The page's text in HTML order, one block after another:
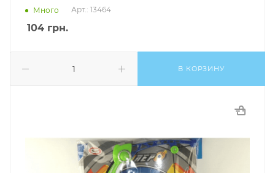
Много Арт.: 13464
104 грн.
В КОРЗИНУ